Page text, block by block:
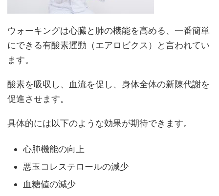
ウォーキングは心臓と肺の機能を高める、一番簡単
にできる有酸素運動（エアロビクス）と言われてい
ます。
酸素を吸収し、血流を促し、身体全体の新陳代謝を
促進させます。
具体的には以下のような効果が期待できます。
心肺機能の向上
悪玉コレステロールの減少
血糖値の減少